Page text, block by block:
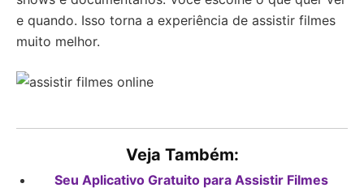
e quando. Isso torna a experiência de assistir filmes
muito melhor.
Veja Também:
Seu Aplicativo Gratuito para Assistir Filmes